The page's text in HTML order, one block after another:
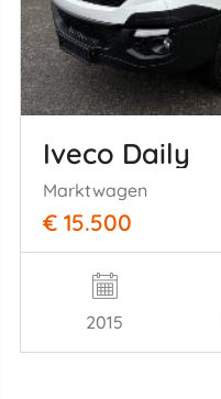
Iveco Daily
Marktwagen
€ 15.500
2015